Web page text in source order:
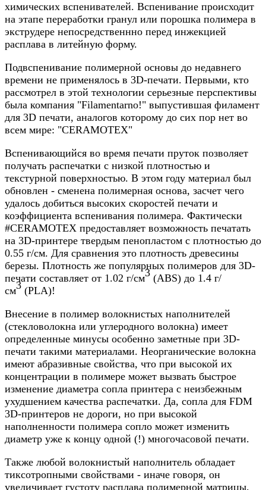
химических вспенивателей. Вспенивание происходит
на этапе переработки гранул или порошка полимера в
экструдере непосредственнно перед инжекцией
расплава в литейную форму.
Подвспенивание полимерной основы до недавнего
времени не применялось в 3D-печати. Первыми, кто
рассмотрел в этой технологии серьезные перспективы
была компания "Filamentarno!" выпустившая филамент
для 3D печати, аналогов которому до сих пор нет во
всем мире: "CERAMOTEX"
Вспенивающийся во время печати пруток позволяет
получать распечатки с низкой плотностью и
текстурной поверхностью. В этом году материал был
обновлен - сменена полимерная основа, засчет чего
удалось добиться высоких скоростей печати и
коэффициента вспенивания полимера. Фактически
#CERAMOTEX предоставляет возможность печатать
на 3D-принтере твердым пенопластом с плотностью до
0.55 г/см. Для сравнения это плотность древесины
березы. Плотность же популярных полимеров для 3D-
печати составляет от 1.02 г/см3 (ABS) до 1.4 г/
см3 (PLA)!
Внесение в полимер волокнистых наполнителей
(стекловолокна или углеродного волокна) имеет
определенные минусы особенно заметные при 3D-
печати такими материалами. Неорганические волокна
имеют абразивные свойства, что при высокой их
концентрации в полимере может вызвать быстрое
изменение диаметра сопла принтера с неизбежным
ухудшением качества распечатки. Да, сопла для FDM
3D-принтеров не дороги, но при высокой
наполненности полимера сопло может изменить
диаметр уже к концу одной (!) многочасовой печати.
Также любой волокнистый наполнитель обладает
тиксотропными свойствами - иначе говоря, он
увеличивает густоту расплава полимерной матрицы.